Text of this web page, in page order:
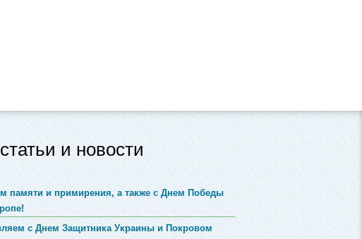
и новости
памяти и примирения, а также с Днем Победы
с Днем Защитника Украины и Покровом